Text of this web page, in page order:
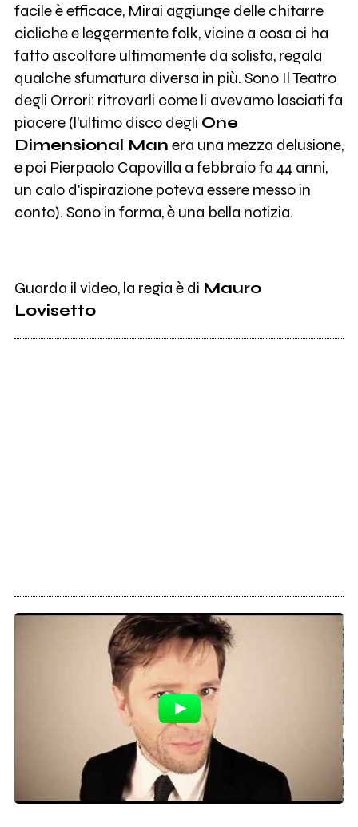
facile è efficace, Mirai aggiunge delle chitarre
cicliche e leggermente folk, vicine a cosa ci ha
fatto ascoltare ultimamente da solista, regala
qualche sfumatura diversa in più. Sono Il Teatro
degli Orrori: ritrovarli come li avevamo lasciati fa
piacere (l'ultimo disco degli One
Dimensional Man era una mezza delusione,
e poi Pierpaolo Capovilla a febbraio fa 44 anni,
un calo d'ispirazione poteva essere messo in
conto). Sono in forma, è una bella notizia.
Guarda il video, la regia è di Mauro
Lovisetto